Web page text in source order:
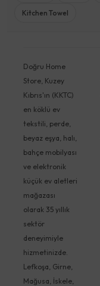
Kitchen Towel
Doğru Home
Store, Kuzey
Kıbrıs'ın (KKTC)
en köklü ev
tekstili, perde,
beyaz eşya, halı,
bahçe mobilyası
ve elektronik
küçük ev aletleri
mağazası
olarak 35 yıllık
sektör
deneyimiyle
hizmetinizde.
Lefkoşa, Girne,
Mağusa, İskele,